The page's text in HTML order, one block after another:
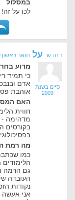
במסלול
לכו על זה!
דנה ש. על תואר ראשון
סיים בשנת
2009
מדוע
כי תמיד
אדם
אוהבת
האם
חווית
מדהימה -
בקורסים
מה רמת
כמו
גם הרמה
העובדה
נקודות
אני אעשה